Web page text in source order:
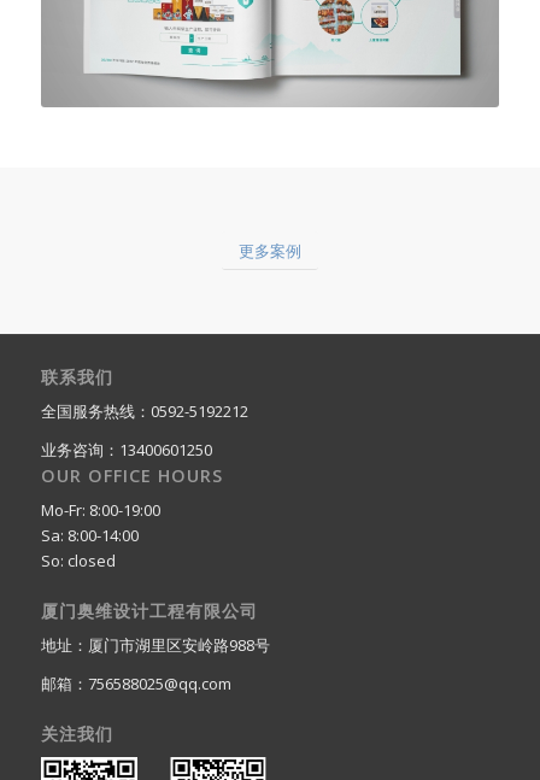
更多案例
联系我们
全国服务热线：0592-5192212
业务咨询：13400601250
OUR OFFICE HOURS
Mo-Fr: 8:00-19:00
Sa: 8:00-14:00
So: closed
厦门奥维设计工程有限公司
地址：厦门市湖里区安岭路988号
邮箱：756588025@qq.com
关注我们